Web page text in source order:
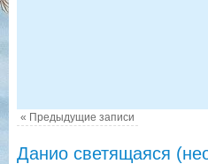
« Предыдущие записи
Данио светящаяся